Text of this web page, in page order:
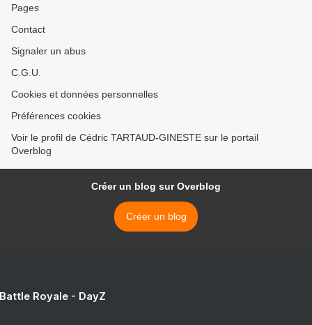
Pages
Contact
Signaler un abus
C.G.U.
Cookies et données personnelles
Préférences cookies
Voir le profil de Cédric TARTAUD-GINESTE sur le portail
Overblog
Créer un blog sur Overblog
Créer un blog
Royale - DayZ